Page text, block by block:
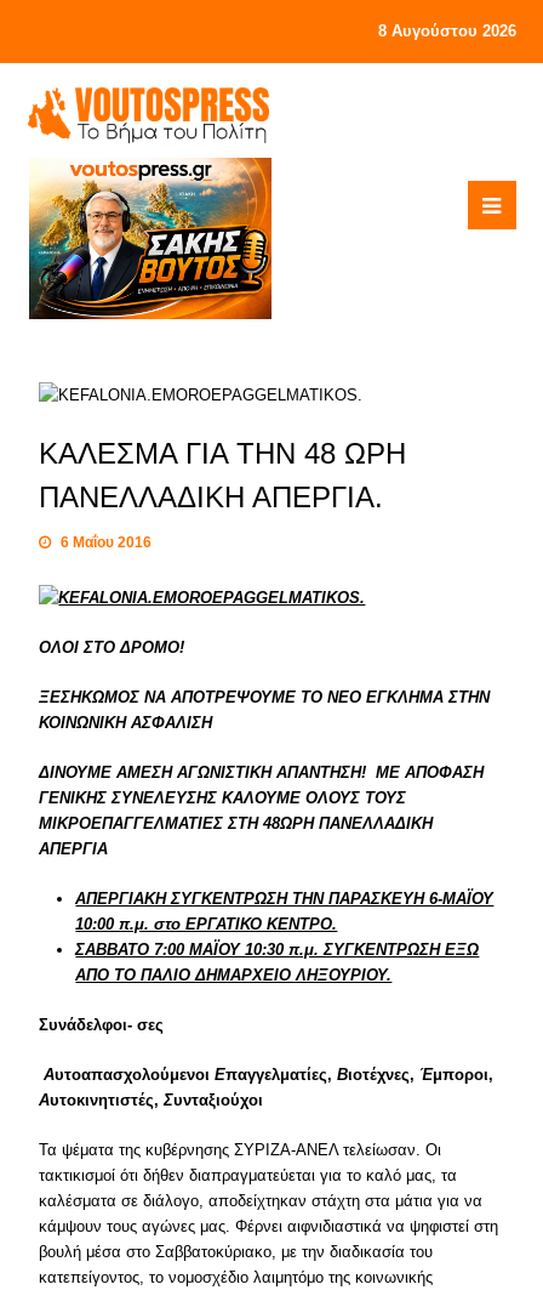
8 Αυγούστου 2026
ΚΑΛΕΣΜΑ ΓΙΑ ΤΗΝ 48 ΩΡΗ
ΠΑΝΕΛΛΑΔΙΚΗ ΑΠΕΡΓΙΑ.
6 Μαΐου 2016
ΟΛΟΙ ΣΤΟ ΔΡΟΜΟ!
ΞΕΣΗΚΩΜΟΣ ΝΑ ΑΠΟΤΡΕΨΟΥΜΕ ΤΟ ΝΕΟ ΕΓΚΛΗΜΑ ΣΤΗΝ
ΚΟΙΝΩΝΙΚΗ ΑΣΦΑΛΙΣΗ
ΔΙΝΟΥΜΕ ΑΜΕΣΗ ΑΓΩΝΙΣΤΙΚΗ ΑΠΑΝΤΗΣΗ! ΜΕ ΑΠΟΦΑΣΗ
ΓΕΝΙΚΗΣ ΣΥΝΕΛΕΥΣΗΣ ΚΑΛΟΥΜΕ ΟΛΟΥΣ ΤΟΥΣ
ΜΙΚΡΟΕΠΑΓΓΕΛΜΑΤΙΕΣ ΣΤΗ 48ΩΡΗ ΠΑΝΕΛΛΑΔΙΚΗ
ΑΠΕΡΓΙΑ
ΑΠΕΡΓΙΑΚΗ ΣΥΓΚΕΝΤΡΩΣΗ ΤΗΝ ΠΑΡΑΣΚΕΥΗ 6-ΜΑΪΟΥ
10:00 π.μ. στο ΕΡΓΑΤΙΚΟ ΚΕΝΤΡΟ.
ΣΑΒΒΑΤΟ 7:00 ΜΑΪΟΥ 10:30 π.μ. ΣΥΓΚΕΝΤΡΩΣΗ ΕΞΩ
ΑΠΟ ΤΟ ΠΑΛΙΟ ΔΗΜΑΡΧΕΙΟ ΛΗΞΟΥΡΙΟΥ.
Συνάδελφοι- σες
ΑυτοαπασχολούμενοιΕπαγγελματίες,Βιοτέχνες, Έμποροι,
Αυτοκινητιστές,Συνταξιούχοι
Τα ψέματα της κυβέρνησης ΣΥΡΙΖΑ-ΑΝΕΛ τελείωσαν. Οι
τακτικισμοί ότι δήθεν διαπραγματεύεται για το καλό μας, τα
καλέσματα σε διάλογο, αποδείχτηκαν στάχτη στα μάτια για να
κάμψουν τους αγώνες μας. Φέρνει αιφνιδιαστικά να ψηφιστεί στη
βουλή μέσα στο Σαββατοκύριακο, με την διαδικασία του
κατεπείγοντος, το νομοσχέδιο λαιμητόμο της κοινωνικής